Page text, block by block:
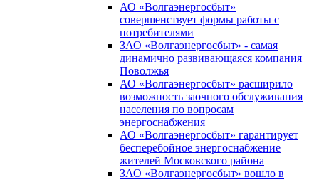
АО «Волгаэнергосбыт»
совершенствует формы работы с
потребителями
ЗАО «Волгаэнергосбыт» - самая
динамично развивающаяся компания
Поволжья
АО «Волгаэнергосбыт» расширило
возможность заочного обслуживания
населения по вопросам
энергоснабжения
АО «Волгаэнергосбыт» гарантирует
бесперебойное энергоснабжение
жителей Московского района
ЗАО «Волгаэнергосбыт» вошло в